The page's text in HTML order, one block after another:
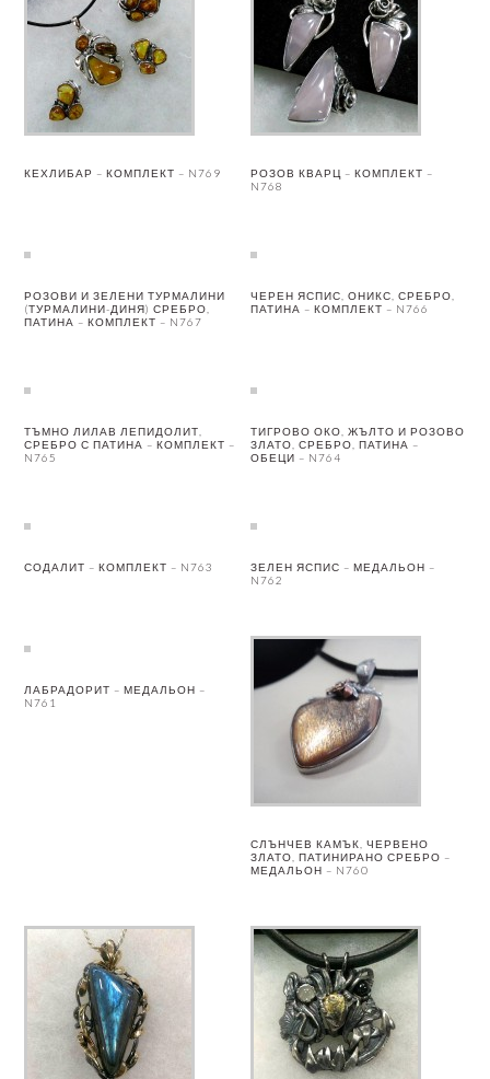
КЕХЛИБАР – КОМПЛЕКТ – N769
РОЗОВ КВАРЦ – КОМПЛЕКТ –
N768
РОЗОВИ И ЗЕЛЕНИ ТУРМАЛИНИ
(ТУРМАЛИНИ-ДИНЯ) СРЕБРО,
ПАТИНА – КОМПЛЕКТ – N767
ЧЕРЕН ЯСПИС, ОНИКС, СРЕБРО,
ПАТИНА – КОМПЛЕКТ – N766
ТЪМНО ЛИЛАВ ЛЕПИДОЛИТ,
СРЕБРО С ПАТИНА – КОМПЛЕКТ –
N765
ТИГРОВО ОКО, ЖЪЛТО И РОЗОВО
ЗЛАТО, СРЕБРО, ПАТИНА –
ОБЕЦИ – N764
СОДАЛИТ – КОМПЛЕКТ – N763
ЗЕЛЕН ЯСПИС – МЕДАЛЬОН –
N762
ЛАБРАДОРИТ – МЕДАЛЬОН –
N761
СЛЪНЧЕВ КАМЪК, ЧЕРВЕНО
ЗЛАТО, ПАТИНИРАНО СРЕБРО –
МЕДАЛЬОН – N760